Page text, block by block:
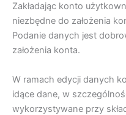
Zakładając konto
niezbędne do założenia
Podanie danych jest
założenia konta.
W ramach edycji danych
idące dane, w
wykorzystywane przy